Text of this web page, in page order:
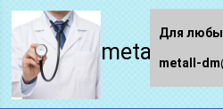
metall-
Для
metall-